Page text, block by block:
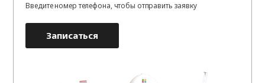
Введите номер телефона, чтобы отправить заявку
Записаться